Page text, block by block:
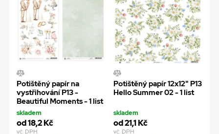
Potištěný papír na
vystřihování P13 -
Beautiful Moments - 1 list
skladem
od 18,2 Kč
vč. DPH
Potištěný papír 12x12" P13
Hello Summer 02 - 1 list
skladem
od 21,1 Kč
vč. DPH